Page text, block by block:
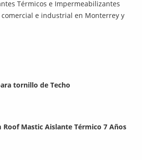
Térmicos e Impermeabilizantes
e industrial en Monterrey y
tornillo de Techo
Roof Mastic Aislante Térmico 7 Años